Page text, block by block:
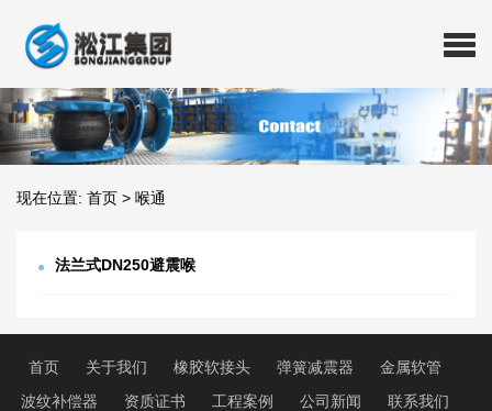
现在位置: 首页 > 喉通
法兰式DN250避震喉
首页 关于我们 橡胶软接头 弹簧减震器
金属软管
波纹补偿器
资质证书 工程案例 公司新闻 联系我们